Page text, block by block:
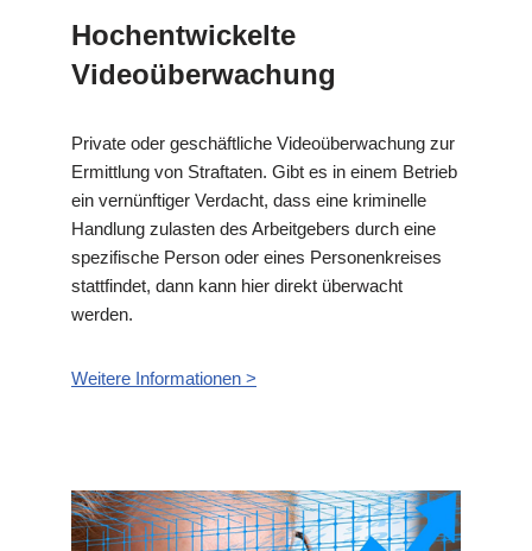
Hochentwickelte
Videoüberwachung
Private oder geschäftliche Videoüberwachung zur
Ermittlung von Straftaten. Gibt es in einem Betrieb
ein vernünftiger Verdacht, dass eine kriminelle
Handlung zulasten des Arbeitgebers durch eine
spezifische Person oder eines Personenkreises
stattfindet, dann kann hier direkt überwacht
werden.
Weitere Informationen >